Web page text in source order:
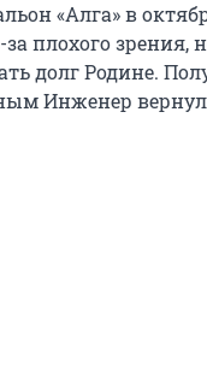
«Алга» в
плохого зрения,
долг Родине.
Инженер